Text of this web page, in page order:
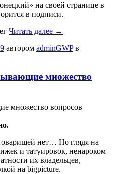
на своей странице в
в подписи.
Читать далее →
автором adminGWPв
множество
множество вопросов
нет… Но глядя на
и татуировок, ненароком
их владельцев,
на bigpicture.